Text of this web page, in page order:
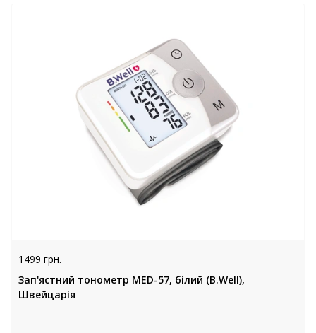
1499 грн.
Зап'ястний тонометр MED-57, білий (B.Well),
Швейцарія